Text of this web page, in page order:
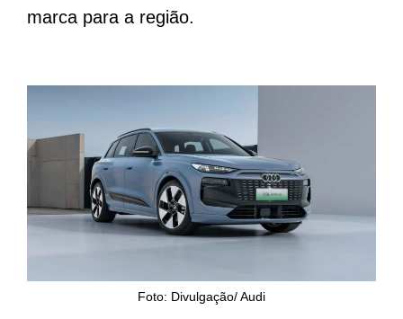
marca para a região.
Foto: Divulgação/ Audi